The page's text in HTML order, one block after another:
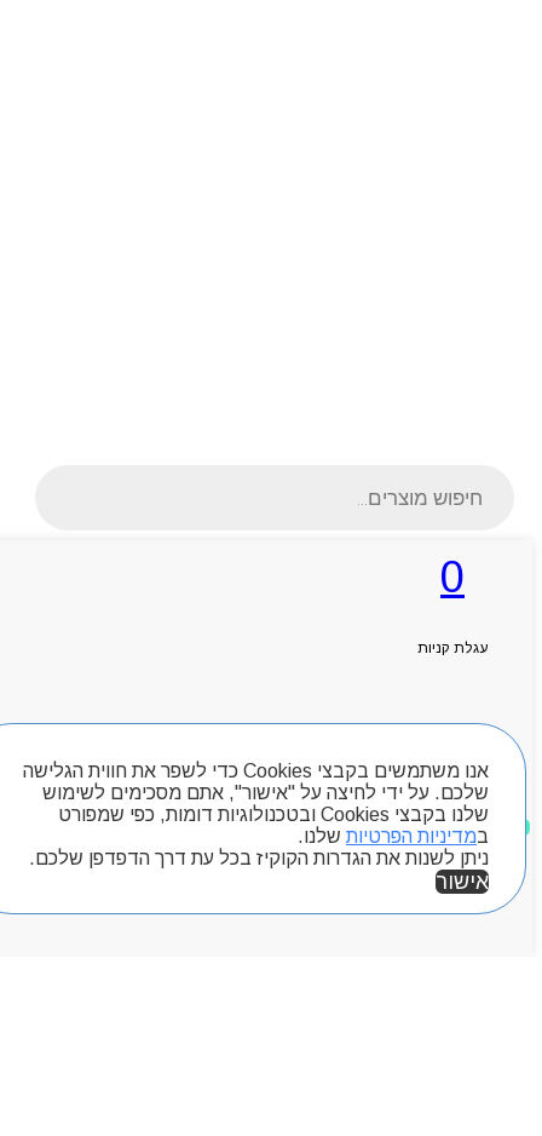
אנו משתמשים בקבצי Cookies כדי לשפר את חווית הגלישה
שלכם. על ידי לחיצה על "אישור", אתם מסכימים לשימוש
שלנו בקבצי Cookies ובטכנולוגיות דומות, כפי שמפורט
במדיניות הפרטיות שלנו.
ניתן לשנות את הגדרות הקוקיז בכל עת דרך הדפדפן שלכם.
אישור
0
עגלת קניות
חיפוש מוצרים
מוצרים שאהבתי
search
אודותניו
Byou